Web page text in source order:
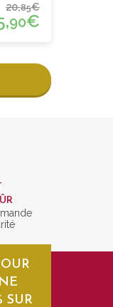
20,85€
90€
SUR